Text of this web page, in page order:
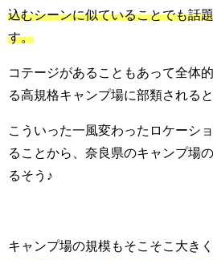
込むシーンに似ていることでも話
す。
コテージがあることもあって全体
る高規格キャンプ場に部類されると
こういった一風変わったロケーシ
ることから、奈良県のキャンプ場
るそう♪
キャンプ場の規模もそこそこ大きく